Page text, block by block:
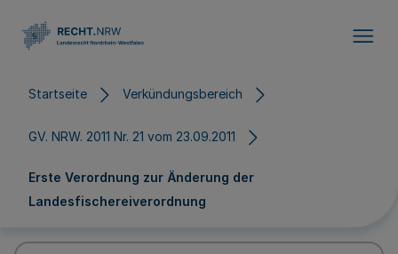
Startseite Verkündungsbereich
GV. NRW. 2011 Nr. 21 vom 23.09.2011
Erste Verordnung zur Änderung der
Landesfischereiverordnung